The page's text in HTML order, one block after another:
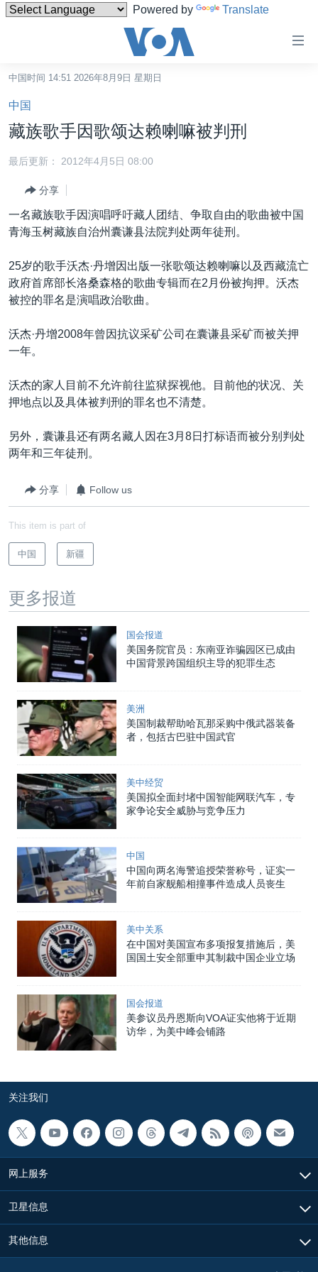
Powered by Translate
碍
链
接
跳
转
跳
到
导
航
转
索
中国
台湾
港澳
国际
印太
中东
非洲
全球议题
经济·金融·贸易
人权·法律·宗教
军事
环境
美中关系
热点专题
国会报道
美国建国250周年
美国之音专访
南中国海争端
关注西藏
GEN Z 看美国
VOA今日焦点
关注我们
其他语言网站
中国时间 14:51 2026年8月9日 星期日
中国
藏族歌手因歌颂达赖喇嘛被判刑
最后更新： 2012年4月5日 08:00
分享
一名藏族歌手因演唱呼吁藏人团结、争取自由的歌曲被中国
青海玉树藏族自治州囊谦县法院判处两年徒刑。
25岁的歌手沃杰·丹增因出版一张歌颂达赖喇嘛以及西藏流亡
政府首席部长洛桑森格的歌曲专辑而在2月份被拘押。沃杰
被控的罪名是演唱政治歌曲。
沃杰·丹增2008年曾因抗议采矿公司在囊谦县采矿而被关押
一年。
沃杰的家人目前不允许前往监狱探视他。目前他的状况、关
押地点以及具体被判刑的罪名也不清楚。
另外，囊谦县还有两名藏人因在3月8日打标语而被分别判处
两年和三年徒刑。
分享 Follow us
This item is part of
中国 新疆
更多报道
国会报道
美国务院官员：东南亚诈骗园区已成由
中国背景跨国组织主导的犯罪生态
美洲
美国制裁帮助哈瓦那采购中俄武器装备
者，包括古巴驻中国武官
美中经贸
美国拟全面封堵中国智能网联汽车，专
家争论安全威胁与竞争压力
中国
中国向两名海警追授荣誉称号，证实一
年前自家舰船相撞事件造成人员丧生
美中关系
在中国对美国宣布多项报复措施后，美
国国土安全部重申其制裁中国企业立场
国会报道
美参议员丹恩斯向VOA证实他将于近期
访华，为美中峰会铺路
关注我们
网上服务
卫星信息
其他信息